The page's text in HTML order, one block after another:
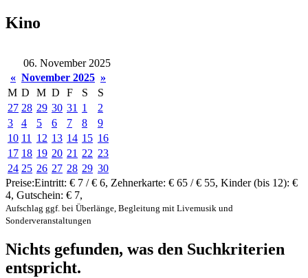
Kino
06. November 2025
« November 2025 »
M D M D F S
S
27 28 29 30 31 1
2
3
4 5 6 7 8
9
10 11 12 13 14 15 16
17 18 19 20 21 22 23
24 25 26 27 28 29 30
Preise:Eintritt: € 7 / € 6, Zehnerkarte: € 65 / € 55, Kinder (bis 12): €
4, Gutschein: € 7,
Aufschlag ggf. bei Überlänge, Begleitung mit Livemusik und
Sonderveranstaltungen
Nichts gefunden, was den Suchkriterien
entspricht.